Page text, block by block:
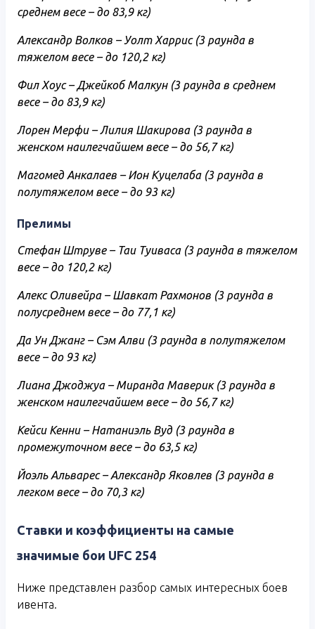
среднем весе – до 83,9 кг)
Александр Волков – Уолт Харрис (3 раунда в
тяжелом весе – до 120,2 кг)
Фил Хоус – Джейкоб Малкун (3 раунда в среднем
весе – до 83,9 кг)
Лорен Мерфи – Лилия Шакирова (3 раунда в
женском наилегчайшем весе – до 56,7 кг)
Магомед Анкалаев – Ион Куцелаба (3 раунда в
полутяжелом весе – до 93 кг)
Прелимы
Стефан Штруве – Таи Туиваса (3 раунда в тяжелом
весе – до 120,2 кг)
Алекс Оливейра – Шавкат Рахмонов (3 раунда в
полусреднем весе – до 77,1 кг)
Да Ун Джанг – Сэм Алви (3 раунда в полутяжелом
весе – до 93 кг)
Лиана Джоджуа – Миранда Маверик (3 раунда в
женском наилегчайшем весе – до 56,7 кг)
Кейси Кенни – Натаниэль Вуд (3 раунда в
промежуточном весе – до 63,5 кг)
Йоэль Альварес – Александр Яковлев (3 раунда в
легком весе – до 70,3 кг)
Ставки и коэффициенты на самые
значимые бои UFC 254
Ниже представлен разбор самых интересных боев
ивента.